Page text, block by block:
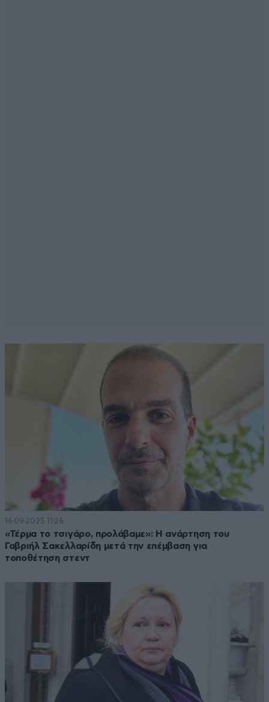
16·09·2025 11:26
«Τέρμα το τσιγάρο, προλάβαμε»: Η ανάρτηση του
Γαβριήλ Σακελλαρίδη μετά την επέμβαση για
τοποθέτηση στεντ